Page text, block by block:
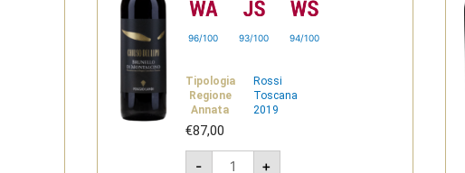
96/100 93/100 94/100
Tipologia
Rossi
Regione
Toscana
Annata
2019
€87,00
-
Poggio
Landi +